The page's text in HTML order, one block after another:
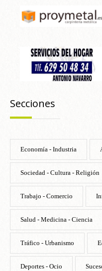
Secciones
Economía - Industria
Sociedad - Cultura - Religión
Trabajo - Comercio
Salud - Medicina - Ciencia
Tráfico - Urbanismo
Deportes - Ocio